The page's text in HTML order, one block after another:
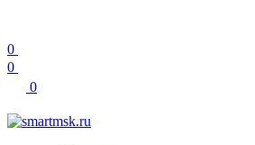
0
0
0